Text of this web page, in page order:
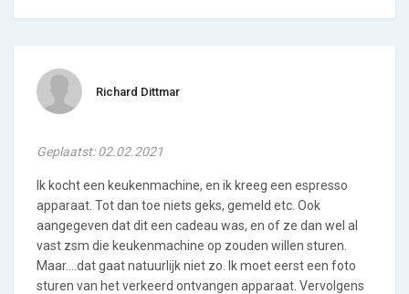
Richard Dittmar
Geplaatst: 02.02.2021
Ik kocht een keukenmachine, en ik kreeg een espresso
apparaat. Tot dan toe niets geks, gemeld etc. Ook
aangegeven dat dit een cadeau was, en of ze dan wel al
vast zsm die keukenmachine op zouden willen sturen.
Maar....dat gaat natuurlijk niet zo. Ik moet eerst een foto
sturen van het verkeerd ontvangen apparaat. Vervolgens